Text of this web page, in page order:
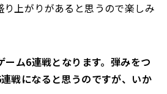
上がりがあると思うので楽しみ
ーム6連戦となります。弾みをつ
戦になると思うのですが、いか